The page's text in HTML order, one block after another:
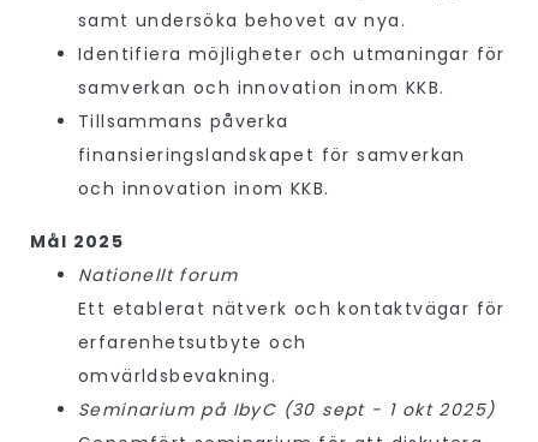
samt undersöka behovet av nya.
Identifiera möjligheter och utmaningar för
samverkan och innovation inom KKB.
Tillsammans påverka
finansieringslandskapet för samverkan
och innovation inom KKB.
Mål 2025
Nationellt forum
Ett etablerat nätverk och kontaktvägar för
erfarenhetsutbyte och
omvärldsbevakning.
Seminarium på IbyC (30 sept - 1 okt 2025)